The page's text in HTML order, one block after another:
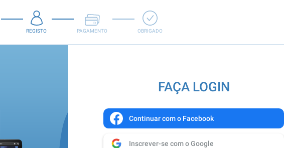
REGISTO PAGAMENTO OBRIGADO
FAÇA LOGIN
Continuar com o Facebook
Inscrever-se com o Google